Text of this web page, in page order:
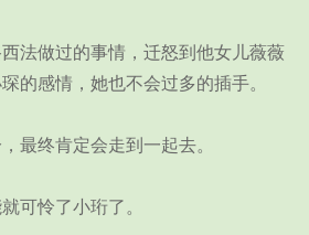
法做过的事情，迁怒到他女儿薇薇
的感情，她也不会过多的插手。
最终肯定会走到一起去。
可怜了小珩了。